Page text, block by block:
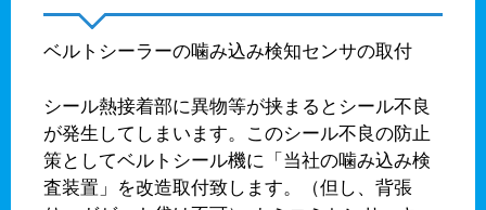
ベルトシーラーの噛み込み検知センサの取付
シール熱接着部に異物等が挟まるとシール不良
が発生してしまいます。このシール不良の防止
策としてベルトシール機に「当社の噛み込み検
査装置」を改造取付致します。（但し、背張